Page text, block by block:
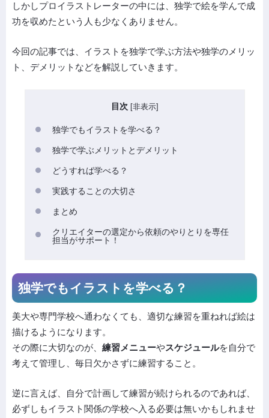
しかしプロイラストレーターの中には、独学で絵を学んで成
功を収めたという人も少なくありません。
今回の記事では、イラストを独学で学ぶ方法や独学のメリッ
ト、デメリットなどを解説していきます。
目次 [非表示]
独学でもイラストを学べる？
独学で学ぶメリットとデメリット
どうすれば学べる？
実践することの大切さ
まとめ
クリエイターの選定から依頼のやりとりを専任
担当がサポート！
独学でもイラストを学べる？
美大や専門学校へ通わなくても、適切な練習を重ねれば絵は
描けるようになります。
その際に大切なのが、 練習メニューやスケジュールを自分で
考えて管理し、毎日欠かさずに練習すること。
逆に言えば、自分で計画して練習が続けられるのであれば、
必ずしもイラスト関係の学校へ入る必要は無いかもしれませ